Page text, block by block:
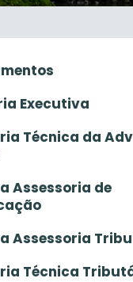
Executiva
Técnica da
Assessoria de
Assessoria
Técnica